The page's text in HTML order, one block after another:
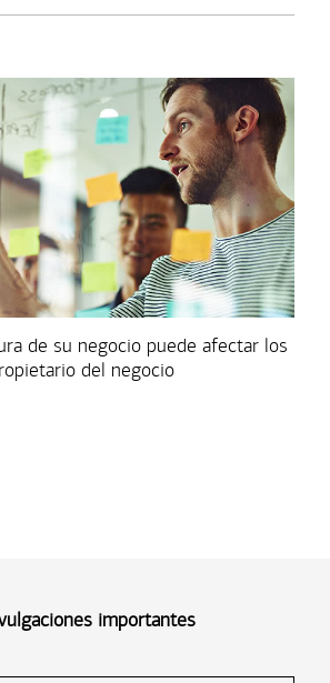
de su negocio puede afectar los
del negocio
importantes